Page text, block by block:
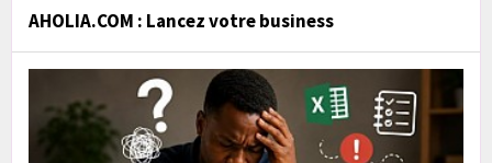
AHOLIA.COM : Lancez votre business